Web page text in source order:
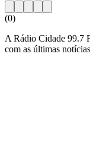
(0)
A Rádio Cidade 99.7
com as últimas